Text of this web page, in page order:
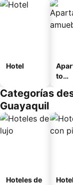
Hotel
to
o
Categorías
Guayaquil
Hoteles de